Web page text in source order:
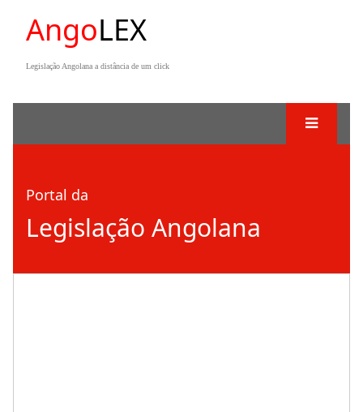
AngoLEX
Legislação Angolana a distância de um click
Portal da
Legislação Angolana